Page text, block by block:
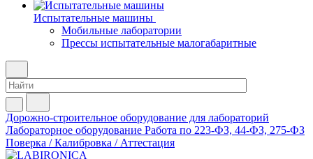
Испытательные машины
Мобильные лаборатории
Прессы испытательные малогабаритные
Дорожно-строительное оборудование для лабораторий
Лабораторное оборудование Работа по 223-ФЗ, 44-ФЗ, 275-ФЗ
Поверка / Калибровка / Аттестация